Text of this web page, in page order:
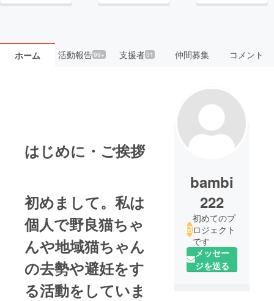
ホーム 活動報告99+ 支援者31 仲間募集 コメント
はじめに・ご挨拶
初めまして。私は
個人で野良猫ちゃ
んや地域猫ちゃん
の去勢や避妊をす
る活動をしていま
bambi
222
初めてのプ
ロジェクト
です
メッセー
ジを送る